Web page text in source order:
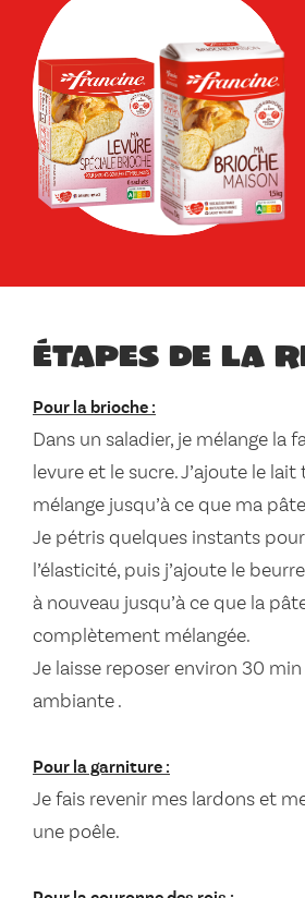
Étapes de la
Pour la brioche :
Dans un saladier, je mélange la
levure et le sucre. J’ajoute le
mélange jusqu’à ce que ma
Je pétris quelques instants
l’élasticité, puis j’ajoute le
à nouveau jusqu’à ce que la
complètement mélangée.
Je laisse reposer environ 30
ambiante .
Pour la garniture :
Je fais revenir mes lardons et
une poêle.